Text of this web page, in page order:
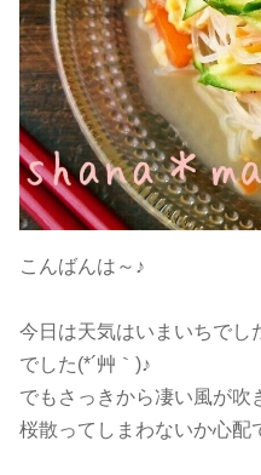
こんばんは～♪
今日は天気はいまいちでし
でした(*´艸｀)♪
でもさっきから凄い風が吹
桜散ってしまわないか心配